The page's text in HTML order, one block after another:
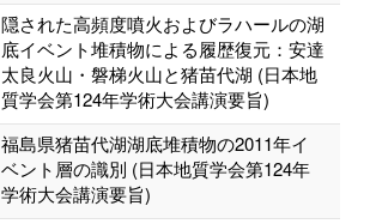
隠された高頻度噴火およびラハールの湖
底イベント堆積物による履歴復元：安達
太良火山・磐梯火山と猪苗代湖 (日本地
質学会第124年学術大会講演要旨)
福島県猪苗代湖湖底堆積物の2011年イ
ベント層の識別 (日本地質学会第124年
学術大会講演要旨)